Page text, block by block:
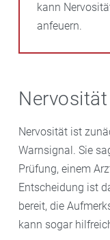
kann
anfeuern.
Nervosität ist
Warnsignal. Sie
Prüfung, einem
Entscheidung ist
bereit, die
kann sogar